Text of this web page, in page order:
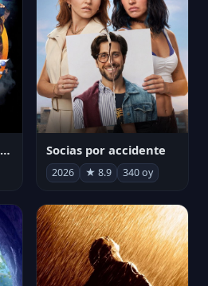
Avatar Aang: Son Havabükücü Socias por accidente
2026 ★ 8.9 340 oy